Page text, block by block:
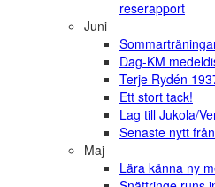
reserapport
Juni
Dag-KM
Terje Rydén
Ett stort tack!
Lag till Jukola/
Senaste nytt
Maj
Lära känna ny